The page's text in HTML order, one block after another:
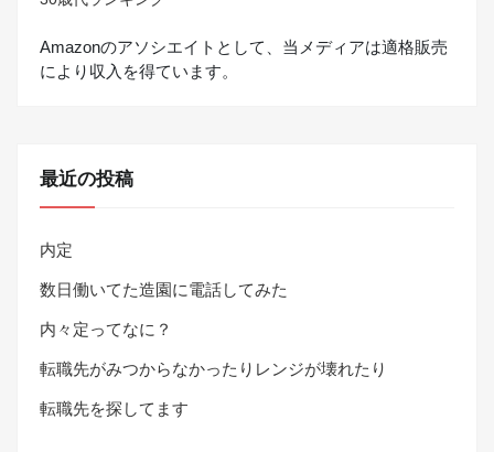
Amazonのアソシエイトとして、当メディアは適格販売
により収入を得ています。
最近の投稿
内定
数日働いてた造園に電話してみた
内々定ってなに？
転職先がみつからなかったりレンジが壊れたり
転職先を探してます